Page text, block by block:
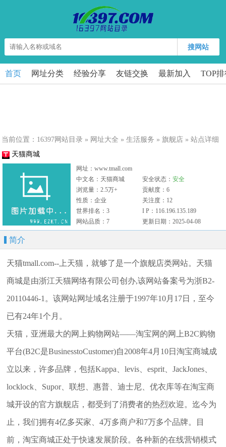
搜网站
首页 网址分类 经验分享 友链交换 最新加入 TOP
当前位置： 16397网站目录 » 网址大全 » 生活服务 » 旗舰店 » 站点详细
天猫商城
网址：www.tmall.com
中文名：天猫商城
安全状态：安全
浏览量：2.5万+
贡献度：6
性质：企业
关注度：12
世界排名：3
I P：116.196.135.189
网站品质：7
更新日期：2025-04-08
简介
天猫tmall.com--上天猫，就够了是一个旗舰店类网站。天猫
商城是由浙江天猫网络有限公司创办,该网站备案号为浙B2-
20110446-1。该网站网址域名注册于1997年10月17日，至今
已有24年1个月。
天猫，亚洲最大的网上购物网站——淘宝网的网上B2C购物
平台(B2C是BusinesstoCustomer)自2008年4月10日淘宝商城成
立以来，许多品牌，包括Kappa、levis、esprit、JackJones、
locklock、Supor、联想、惠普、迪士尼、优衣库等在淘宝商
城开设的官方旗舰店，都受到了消费者的热烈欢迎。迄今为
止，我们拥有4亿多买家、4万多商户和7万多个品牌。目
前，淘宝商城正处于快速发展阶段。各种新的在线营销模式